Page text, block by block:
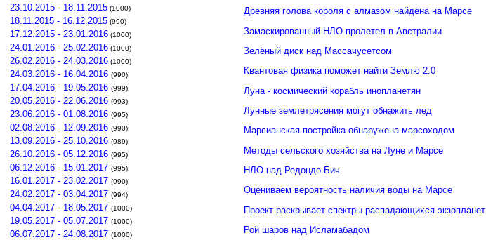
23.10.2015 - 18.11.2015 (1000)
18.11.2015 - 16.12.2015 (990)
17.12.2015 - 23.01.2016 (1000)
24.01.2016 - 25.02.2016 (1000)
26.02.2016 - 24.03.2016 (1000)
24.03.2016 - 16.04.2016 (990)
17.04.2016 - 19.05.2016 (999)
20.05.2016 - 22.06.2016 (993)
23.06.2016 - 01.08.2016 (995)
02.08.2016 - 12.09.2016 (990)
13.09.2016 - 25.10.2016 (989)
26.10.2016 - 05.12.2016 (995)
06.12.2016 - 15.01.2017 (995)
16.01.2017 - 23.02.2017 (990)
24.02.2017 - 03.04.2017 (994)
04.04.2017 - 18.05.2017 (1000)
19.05.2017 - 05.07.2017 (1000)
06.07.2017 - 24.08.2017 (1000)
Древняя голова короля с алмазом найдена на Марсе
Замаскированный НЛО пролетел в Австралии
Зелёный диск над Массачусетсом
Квантовая физика поможет найти Землю 2.0
Луна - космический корабль инопланетян
Лунные землетрясения могут обнажить лед
Марсианская постройка обнаружена марсоходом
Методы сельского хозяйства на Луне и Марсе
НЛО над Редондо-Бич
Оцениваем вероятность наличия воды на Марсе
Проект раскрывает спектры распадающихся экзопланет
Рой шаров над Исламабадом